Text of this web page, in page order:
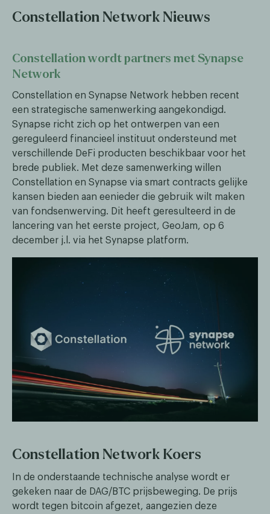
Constellation Network Nieuws
Constellation wordt partners met Synapse
Network
Constellation en Synapse Network hebben recent
een strategische samenwerking aangekondigd.
Synapse richt zich op het ontwerpen van een
gereguleerd financieel instituut ondersteund met
verschillende DeFi producten beschikbaar voor het
brede publiek. Met deze samenwerking willen
Constellation en Synapse via smart contracts gelijke
kansen bieden aan eenieder die gebruik wilt maken
van fondsenwerving. Dit heeft geresulteerd in de
lancering van het eerste project, GeoJam, op 6
december j.l. via het Synapse platform.
Constellation Network Koers
In de onderstaande technische analyse wordt er
gekeken naar de DAG/BTC prijsbeweging. De prijs
wordt tegen bitcoin afgezet, aangezien deze